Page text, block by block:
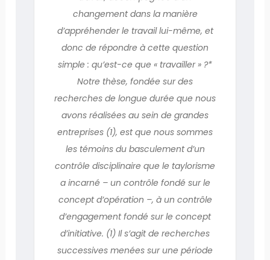
changement dans la manière
d’appréhender le travail lui-même, et
donc de répondre à cette question
simple : qu’est-ce que « travailler » ?*
Notre thèse, fondée sur des
recherches de longue durée que nous
avons réalisées au sein de grandes
entreprises (1), est que nous sommes
les témoins du basculement d’un
contrôle disciplinaire que le taylorisme
a incarné – un contrôle fondé sur le
concept d’opération –, à un contrôle
d’engagement fondé sur le concept
d’initiative. (1) Il s’agit de recherches
successives menées sur une période